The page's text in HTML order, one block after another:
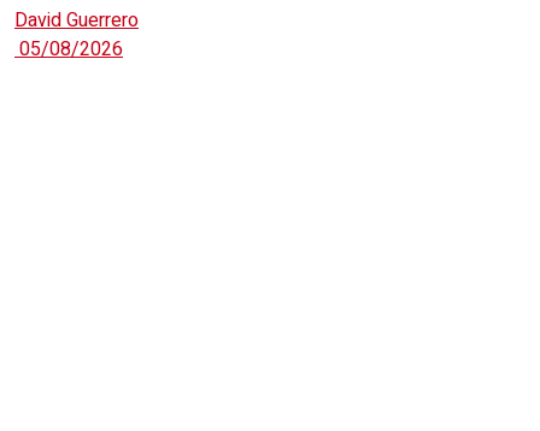
David Guerrero
05/08/2026